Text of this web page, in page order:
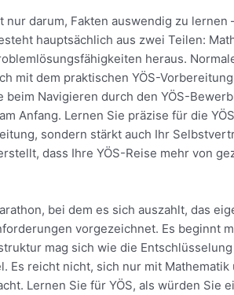
darum, Fakten auswendig zu
hauptsächlich aus zwei Teilen:
heraus.
mit dem praktischen YÖS-
Navigieren durch den YÖS-
Anfang. Lernen Sie präzise für die
sondern stärkt auch Ihr
dass Ihre YÖS-Reise mehr von
bei dem es sich auszahlt, das
vorgezeichnet. Es beginnt
mag sich wie die
reicht nicht, sich nur mit
Lernen Sie für YÖS, als würden